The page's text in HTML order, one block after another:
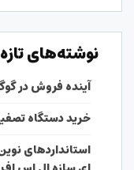
نوشته‌های تازه
آینده فروش در
خرید دستگاه
استانداردهای